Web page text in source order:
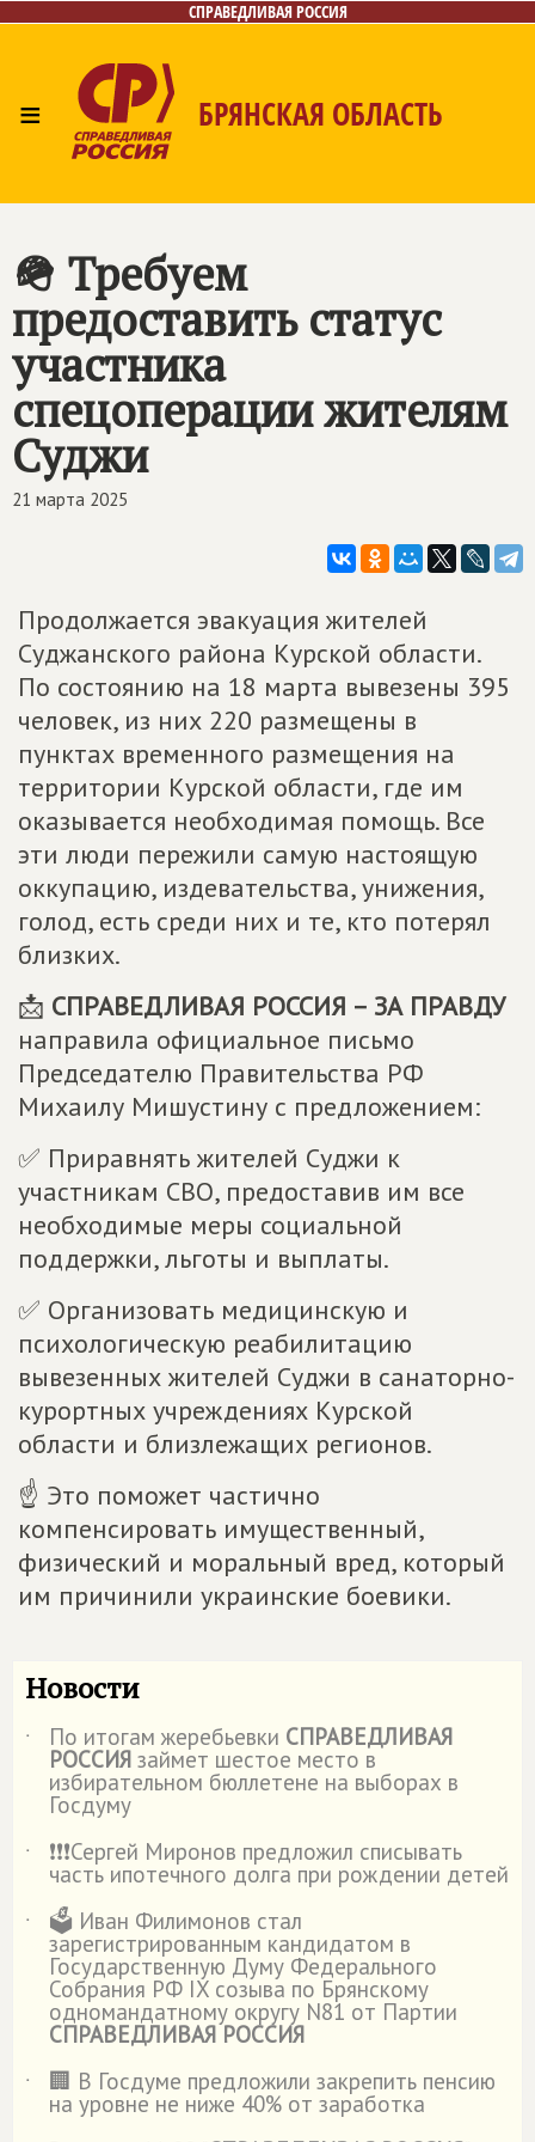
СПРАВЕДЛИВАЯ РОССИЯ
≡ БРЯНСКАЯ ОБЛАСТЬ
🪖 Требуем
предоставить статус
участника
спецоперации жителям
Суджи
21 марта 2025
Продолжается эвакуация жителей
Суджанского района Курской области.
По состоянию на 18 марта вывезены 395
человек, из них 220 размещены в
пунктах временного размещения на
территории Курской области, где им
оказывается необходимая помощь. Все
эти люди пережили самую настоящую
оккупацию, издевательства, унижения,
голод, есть среди них и те, кто потерял
близких.
📩 СПРАВЕДЛИВАЯ РОССИЯ – ЗА ПРАВДУ
направила официальное письмо
Председателю Правительства РФ
Михаилу Мишустину с предложением:
✅ Приравнять жителей Суджи к
участникам СВО, предоставив им все
необходимые меры социальной
поддержки, льготы и выплаты.
✅ Организовать медицинскую и
психологическую реабилитацию
вывезенных жителей Суджи в санаторно-
курортных учреждениях Курской
области и близлежащих регионов.
☝ Это поможет частично
компенсировать имущественный,
физический и моральный вред, который
им причинили украинские боевики.
Новости
˙ По итогам жеребьевки СПРАВЕДЛИВАЯ
РОССИЯ займет шестое место в
избирательном бюллетене на выборах в
Госдуму
˙
❗️❗️❗️Сергей Миронов предложил списывать
часть ипотечного долга при рождении детей
˙
🗳️ Иван Филимонов стал
зарегистрированным кандидатом в
Государственную Думу Федерального
Собрания РФ IX созыва по Брянскому
одномандатному округу N81 от Партии
СПРАВЕДЛИВАЯ РОССИЯ
˙
🏢 В Госдуме предложили закрепить пенсию
на уровне не ниже 40% от заработка